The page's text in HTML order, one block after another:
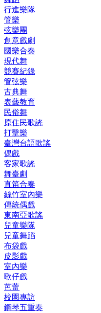
行進樂隊
管樂
弦樂團
創意戲劇
國樂合奏
現代舞
競賽紀錄
管弦樂
古典舞
表藝教育
民俗舞
原住民歌謠
打擊樂
臺灣台語歌謠
偶戲
客家歌謠
舞臺劇
直笛合奏
絲竹室內樂
傳統偶戲
東南亞歌謠
兒童樂隊
兒童舞蹈
布袋戲
皮影戲
室內樂
歌仔戲
芭蕾
校園專訪
鋼琴五重奏